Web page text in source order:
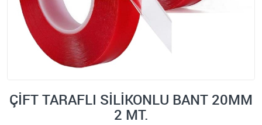
ÇİFT TARAFLI SİLİKONLU BANT 20MM
2 MT.